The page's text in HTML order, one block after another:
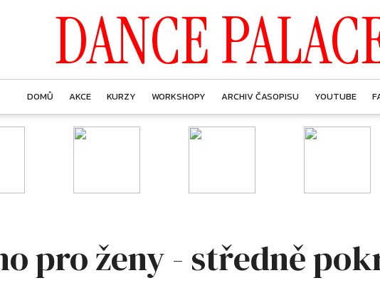
DANCE
DOMŮ AKCE KURZY WORKSHOPY ARCHIV ČASOPISU YOUTUBE
pro ženy - středně